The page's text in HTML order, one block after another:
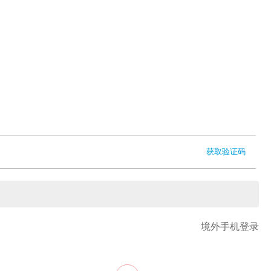
获取验证码
境外手机登录